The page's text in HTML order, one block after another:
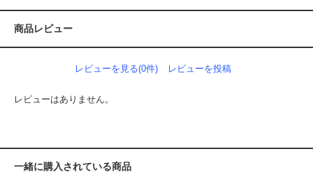
商品レビュー
レビューを見る(0件) レビューを投稿
レビューはありません。
一緒に購入されている商品